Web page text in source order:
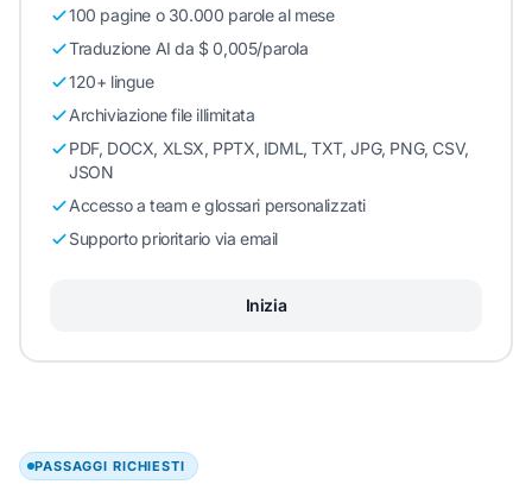
100 pagine o 30.000 parole al mese
Traduzione AI da $ 0,005/parola
120+ lingue
Archiviazione file illimitata
PDF, DOCX, XLSX, PPTX, IDML, TXT, JPG, PNG, CSV,
JSON
Accesso a team e glossari personalizzati
Supporto prioritario via email
Inizia
PASSAGGI RICHIESTI